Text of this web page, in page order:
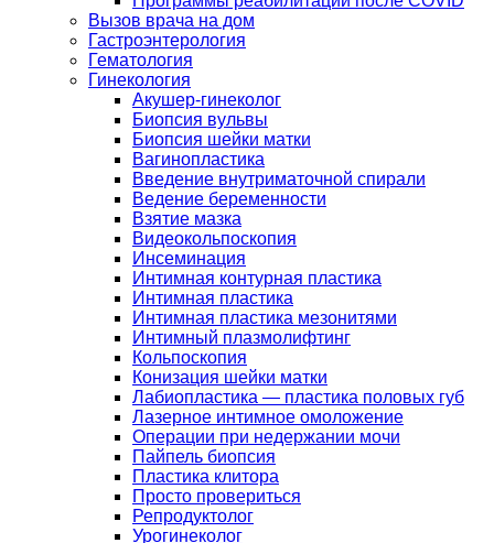
Вызов врача на дом
Гастроэнтерология
Гематология
Гинекология
Акушер-гинеколог
Биопсия вульвы
Биопсия шейки матки
Вагинопластика
Введение внутриматочной спирали
Ведение беременности
Взятие мазка
Видеокольпоскопия
Инсеминация
Интимная контурная пластика
Интимная пластика
Интимная пластика мезонитями
Интимный плазмолифтинг
Кольпоскопия
Конизация шейки матки
Лабиопластика — пластика половых губ
Лазерное интимное омоложение
Операции при недержании мочи
Пайпель биопсия
Пластика клитора
Просто провериться
Репродуктолог
Урогинеколог